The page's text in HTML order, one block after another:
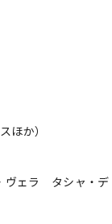
ほか）
ェラ タシャ・デ